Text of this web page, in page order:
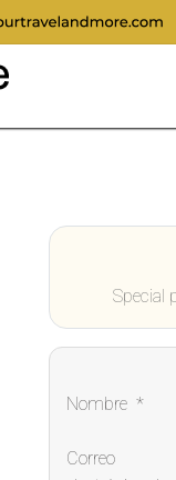
Special
Nombre *
Correo